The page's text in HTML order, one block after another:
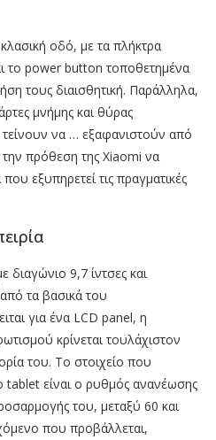
οδό, με τα πλήκτρα
το power button τοποθετημένα
τους διαισθητική. Παράλληλα,
μνήμης και θύρας
να … εξαφανιστούν από
την πρόθεση της Xiaomi να
εξυπηρετεί τις πραγματικές
9,7 ίντσες και
τα βασικά του
για ένα LCD panel, η
κρίνεται τουλάχιστον
του. Το στοιχείο που
tablet είναι ο ρυθμός ανανέωσης
του, μεταξύ 60 και
που προβάλλεται,